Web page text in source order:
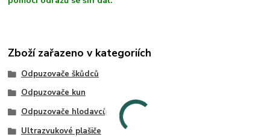
Zboží zařazeno v kategoriích
Odpuzovače škůdců
Odpuzovače kun
Odpuzovače hlodavců
Ultrazvukové plašiče